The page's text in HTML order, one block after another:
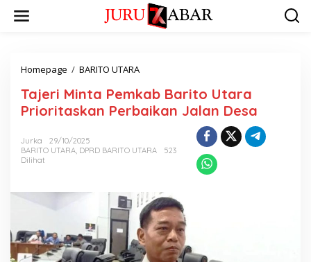
Homepage / BARITO UTARA
Tajeri Minta Pemkab Barito Utara
Prioritaskan Perbaikan Jalan Desa
Jurka
29/10/2025
BARITO UTARA, DPRD BARITO UTARA
523
Dilihat